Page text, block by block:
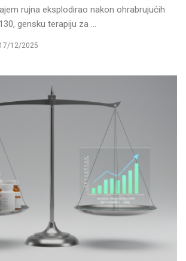
rujna eksplodirao nakon ohrabrujućih
gensku terapiju za ...
17/12/2025